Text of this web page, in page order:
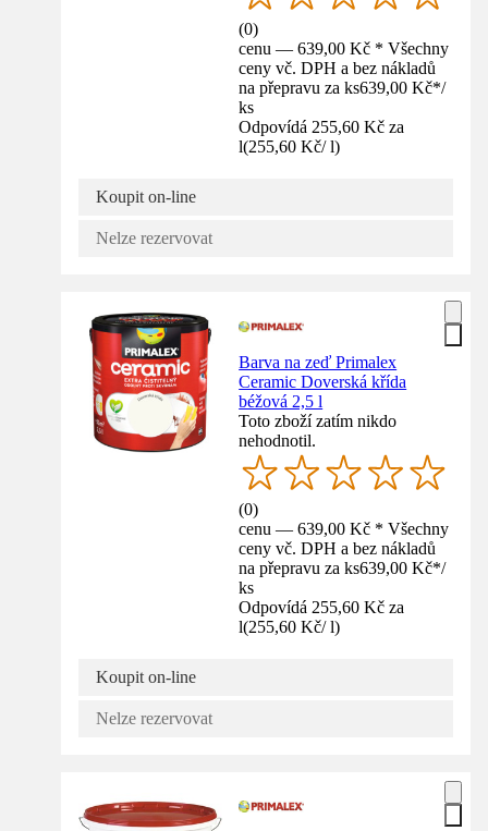
(0)
cenu — 639,00 Kč * Všechny
ceny vč. DPH a bez nákladů
na přepravu za ks639,00 Kč*/
ks
Odpovídá 255,60 Kč za
l(255,60 Kč/ l)
Koupit on-line
Nelze rezervovat
Barva na zeď Primalex
Ceramic Doverská křída
béžová 2,5 l
Toto zboží zatím nikdo
nehodnotil.
(0)
cenu — 639,00 Kč * Všechny
ceny vč. DPH a bez nákladů
na přepravu za ks639,00 Kč*/
ks
Odpovídá 255,60 Kč za
l(255,60 Kč/ l)
Koupit on-line
Nelze rezervovat